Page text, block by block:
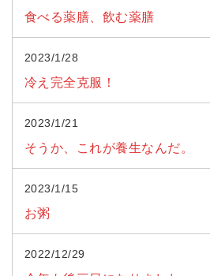
食べる薬膳、飲む薬膳
2023/1/28
冷え完全克服！
2023/1/21
そうか、これが養生なんだ。
2023/1/15
お粥
2022/12/29